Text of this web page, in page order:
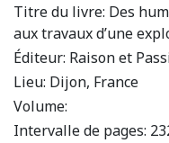
Titre du livre: Des
aux travaux d’une
Éditeur: Raison et
Lieu: Dijon, France
Volume:
Intervalle de pages: